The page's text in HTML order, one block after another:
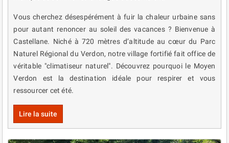
Vous cherchez désespérément à fuir la chaleur urbaine sans
pour autant renoncer au soleil des vacances ? Bienvenue à
Castellane. Niché à 720 mètres d’altitude au cœur du Parc
Naturel Régional du Verdon, notre village fortifié fait office de
véritable "climatiseur naturel". Découvrez pourquoi le Moyen
Verdon est la destination idéale pour respirer et vous
ressourcer cet été.
Lire la suite